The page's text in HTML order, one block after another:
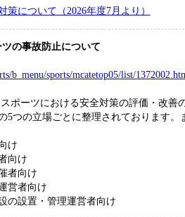
策について（2026年度7月より）
ツの事故防止について
b_menu/sports/mcatetop05/list/
ポーツにおける安全対策の評価・改善
5つの立場ごとに整理されております
け
向け
者向け
営者向け
の設置・管理運営者向け